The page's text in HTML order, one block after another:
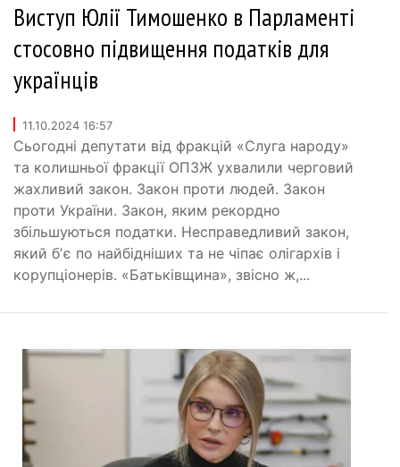
Виступ Юлії Тимошенко в Парламенті
стосовно підвищення податків для
українців
11.10.2024 16:57
Сьогодні депутати від фракцій «Слуга народу»
та колишньої фракції ОПЗЖ ухвалили черговий
жахливий закон. Закон проти людей. Закон
проти України. Закон, яким рекордно
збільшуються податки. Несправедливий закон,
який бʼє по найбідніших та не чіпає олігархів і
корупціонерів. «Батьківщина», звісно ж,...